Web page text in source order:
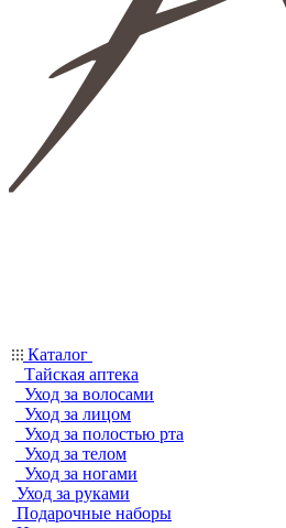
Каталог
Тайская аптека
Уход за волосами
Уход за лицом
Уход за полостью рта
Уход за телом
Уход за ногами
Уход за руками
Подарочные наборы